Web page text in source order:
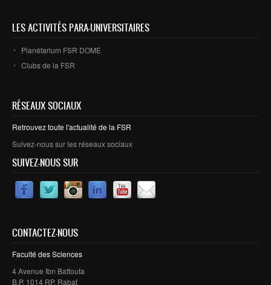
LES ACTIVITÉS PARA-UNIVERSITAIRES
Planétarium FSR DOME
Clubs de la FSR
RÉSEAUX SOCIAUX
Retrouvez toute l'actualité de la FSR
Suivez-nous sur les réseaux sociaux
SUIVEZ-NOUS SUR
CONTACTEZ-NOUS
Faculté des Sciences
4 Avenue Ibn Battouta
B.P. 1014 RP, Rabat